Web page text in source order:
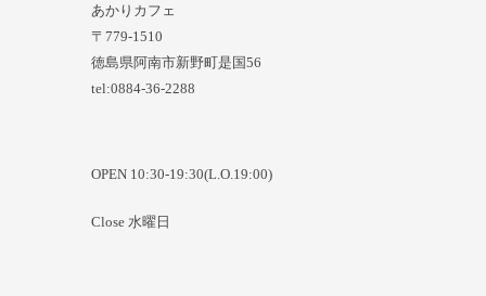
あかりカフェ
〒779-1510
徳島県阿南市新野町是国56
tel:0884-36-2288
OPEN 10:30-19:30(L.O.19:00)
Close 水曜日